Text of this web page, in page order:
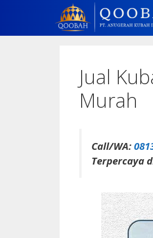
Jual
Murah
Call/WA:
Terpercaya